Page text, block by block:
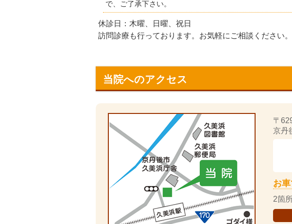
で、ご了承下さい。
休診日：木曜、日曜、祝日
訪問診療も行っております。お気軽にご相談ください。
当院へのアクセス
〒
京丹
お
2箇